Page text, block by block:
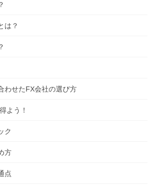
は？
わせたFX会社の選び方
よう！
ク
方
点